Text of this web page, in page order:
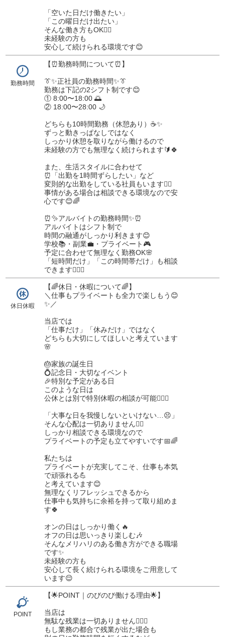
「空いた日だけ働きたい」
「この曜日だけ出たい」
そんな働き方もOK🙆‍♂️
未経験の方も
安心して続けられる環境です😊
勤務時間
【⏰勤務時間について⏰】
👔✨正社員の勤務時間✨👔
勤務は下記の2シフト制です😊
① 8:00〜18:00 🌅
② 18:00〜28:00 🌙
どちらも10時間勤務（休憩あり）☕✨
ずっと動きっぱなしではなく
しっかり休憩を取りながら働けるので
未経験の方でも無理なく続けられます🔰🍀
また、生活スタイルに合わせて
⏰「出勤を1時間ずらしたい」など
変則的な出勤をしている社員もいます🙆‍♂️
事情がある場合は相談できる環境なので安
心です😊🌈
⏰✨アルバイトの勤務時間✨⏰
アルバイトはシフト制で
時間の融通がしっかり利きます😊
学校📚・副業💼・プライベート🎮
予定に合わせて無理なく勤務OK🌸
「短時間だけ」「この時間帯だけ」も相談
できます🙆‍♂️✨
休日休暇
【🌈休日・休暇について🌈】
＼仕事もプライベートも全力で楽しもう😊
✨／
当店では
「仕事だけ」「休みだけ」ではなく
どちらも大切にしてほしいと考えています
🌸
🎂家族の誕生日
💍記念日・大切なイベント
🎉特別な予定がある日
このような日は
公休とは別で特別休暇の相談が可能🙆‍♂️✨
「大事な日を我慢しないといけない…😣」
そんな心配は一切ありません🙅‍♂️
しっかり相談できる環境なので
プライベートの予定も立てやすいです📅🌈
私たちは
プライベートが充実してこそ、仕事も本気
で頑張れる💪
と考えています😊
無理なくリフレッシュできるから
仕事中も気持ちに余裕を持って取り組めま
す🍀
オンの日はしっかり働く🔥
オフの日は思いっきり楽しむ🎶
そんなメリハリのある働き方ができる職場
です✨
未経験の方も
安心して長く続けられる環境をご用意して
います😌
POINT
【🌟POINT｜のびのび働ける理由🌟】
当店は
無駄な残業は一切ありません🙆‍♂️✨
もし業務の都合で残業が出た場合も